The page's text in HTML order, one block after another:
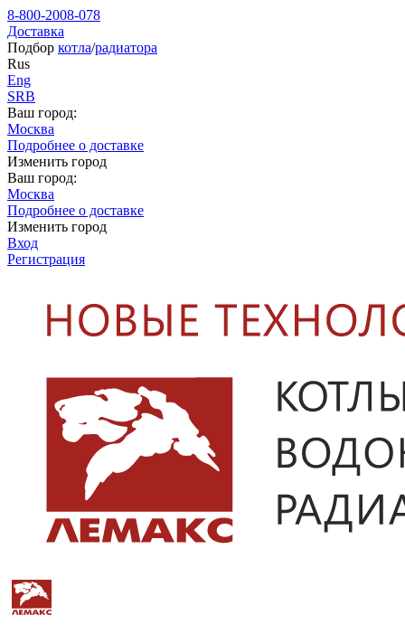
8-800-2008-078
Доставка
Подбор котла/радиатора
Rus
Eng
SRB
Ваш город:
Москва
Подробнее о доставке
Изменить город
Ваш город:
Москва
Подробнее о доставке
Изменить город
Вход
Регистрация